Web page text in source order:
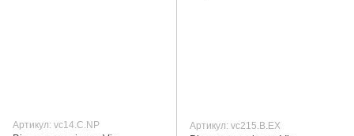
Артикул: vc14.С.NP Артикул: vc215.B.EX